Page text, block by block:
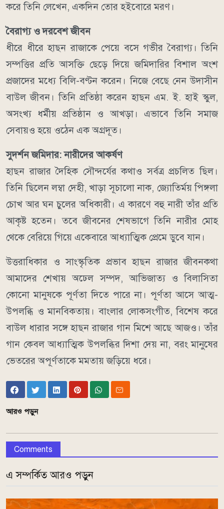
করে তিনি লেখেন, একদিন তোর হইবোরে মরণ।
বৈরাগ্য ও দরবেশ জীবন
ধীরে ধীরে হাছন রাজাকে পেয়ে বসে গভীর বৈরাগ্য। তিনি
সম্পত্তির প্রতি আসক্তি ছেড়ে দিয়ে জমিদারির বিশাল অংশ
প্রজাদের মধ্যে বিলি-বণ্টন করেন। নিজে বেছে নেন উদাসীন
বাউল জীবন। তিনি প্রতিষ্ঠা করেন হাছন এম. ই. হাই স্কুল,
অসংখ্য ধর্মীয় প্রতিষ্ঠান ও আখড়া। এভাবে তিনি সমাজ
সেবায়ও হয়ে ওঠেন এক অগ্রদূত।
সুদর্শন জমিদার: নারীদের আকর্ষণ
হাছন রাজার দৈহিক সৌন্দর্যের কথাও সর্বত্র প্রচলিত ছিল।
তিনি ছিলেন লম্বা দেহী, খাড়া সূচালো নাক, জ্যোতির্ময় পিঙ্গলা
চোখ আর ঘন চুলের অধিকারী। এ কারণে বহু নারী তাঁর প্রতি
আকৃষ্ট হতেন। তবে জীবনের শেষভাগে তিনি নারীর মোহ
থেকে বেরিয়ে গিয়ে একেবারে আধ্যাত্মিক প্রেমে ডুবে যান।
উত্তরাধিকার ও সাংস্কৃতিক প্রভাব হাছন রাজার জীবনকথা
আমাদের শেখায় অঢেল সম্পদ, আভিজাত্য ও বিলাসিতা
কোনো মানুষকে পূর্ণতা দিতে পারে না। পূর্ণতা আসে আত্ম-
উপলব্ধি ও মানবিকতায়। বাংলার লোকসংগীত, বিশেষ করে
বাউল ধারার সঙ্গে হাছন রাজার গান মিশে আছে আজও। তাঁর
গান কেবল আধ্যাত্মিক উপলব্ধির দিশা দেয় না, বরং মানুষের
ভেতরের অপূর্ণতাকে মমতায় জড়িয়ে ধরে।
আরও পড়ুন
Comments
এ সম্পর্কিত আরও পড়ুন